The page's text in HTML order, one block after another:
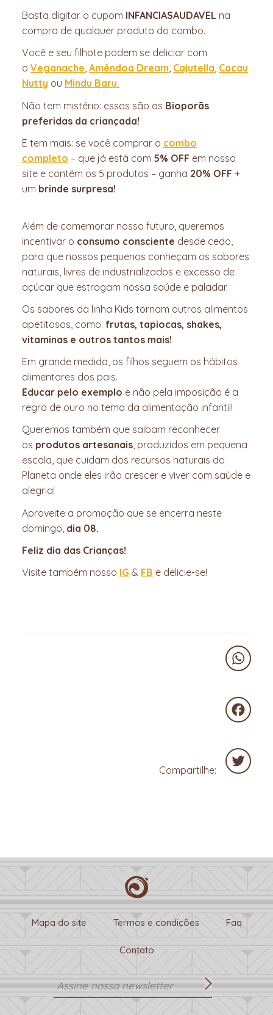
Basta digitar o cupom INFANCIASAUDAVEL na
compra de qualquer produto do combo.
Você e seu filhote podem se deliciar com
o Veganache, Amêndoa Dream, Cajutella, Cacau
Nutty ou Mindu Baru.
Não tem mistério: essas são as Bioporãs
preferidas da criançada!
E tem mais: se você comprar o combo
completo – que já está com 5% OFF em nosso
site e contém os 5 produtos – ganha 20% OFF +
um brinde surpresa!
Além de comemorar nosso futuro, queremos
incentivar o consumo consciente desde cedo,
para que nossos pequenos conheçam os sabores
naturais, livres de industrializados e excesso de
açúcar que estragam nossa saúde e paladar.
Os sabores da linha Kids tornam outros alimentos
apetitosos, como: frutas, tapiocas, shakes,
vitaminas e outros tantos mais!
Em grande medida, os filhos seguem os hábitos
alimentares dos pais.
Educar pelo exemplo e não pela imposição é a
regra de ouro no tema da alimentação infantil!
Queremos também que saibam reconhecer
os produtos artesanais, produzidos em pequena
escala, que cuidam dos recursos naturais do
Planeta onde eles irão crescer e viver com saúde e
alegria!
Aproveite a promoção que se encerra neste
domingo, dia 08.
Feliz dia das Crianças!
Visite também nosso IG & FB e delicie-se!
Compartilhe:
Mapa do site Termos e condições Faq
Contato